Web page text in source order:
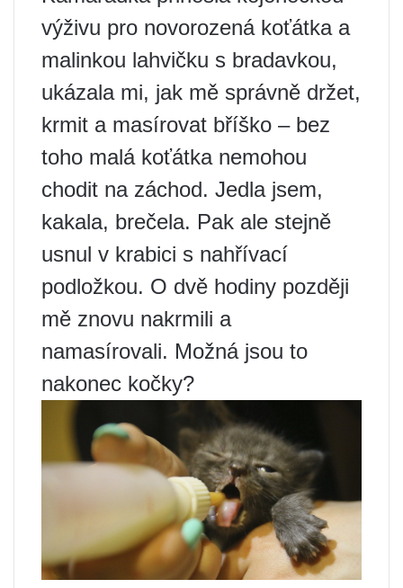
výživu pro novorozená koťátka a
malinkou lahvičku s bradavkou,
ukázala mi, jak mě správně držet,
krmit a masírovat bříško – bez
toho malá koťátka nemohou
chodit na záchod. Jedla jsem,
kakala, brečela. Pak ale stejně
usnul v krabici s nahřívací
podložkou. O dvě hodiny později
mě znovu nakrmili a
namasírovali. Možná jsou to
nakonec kočky?